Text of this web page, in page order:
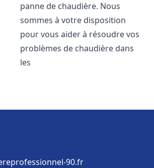
panne de chaudière. Nous
sommes à votre disposition
pour vous aider à résoudre vos
problèmes de chaudière dans
les
90.fr